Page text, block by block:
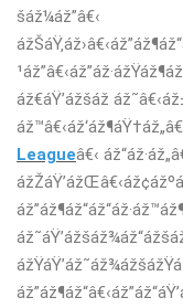
šáž¼áž”â€‹
áž€áŸ’ážšáž
Leagueâ€‹